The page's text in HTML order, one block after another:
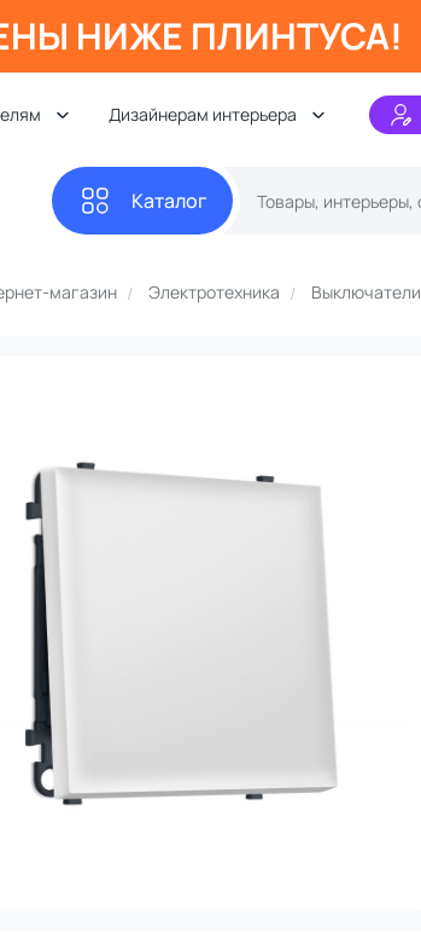
НИЖЕ ПЛИНТУСА!
Дизайнерам интерьера
Каталог
магазин Электротехника Выключатели